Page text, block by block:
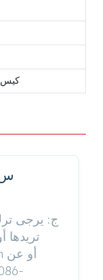
كيس
ج: يرجى
تريدها